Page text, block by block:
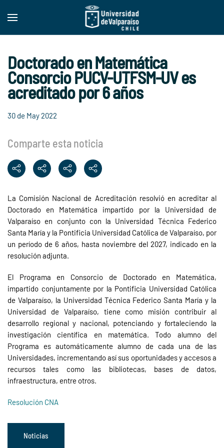
Skip to main content
Doctorado en Matemática
Consorcio PUCV-UTFSM-UV es
acreditado por 6 años
30 de May 2022
Comparte esta noticia
La Comisión Nacional de Acreditación resolvió en acreditar al
Doctorado en Matemática impartido por la Universidad de
Valparaíso en conjunto con la Universidad Técnica Federico
Santa María y la Pontificia Universidad Católica de Valparaíso, por
un período de 6 años, hasta noviembre del 2027, indicado en la
resolución adjunta.
El Programa en Consorcio de Doctorado en Matemática,
impartido conjuntamente por la Pontificia Universidad Católica
de Valparaíso, la Universidad Técnica Federico Santa María y la
Universidad de Valparaíso, tiene como misión contribuir al
desarrollo regional y nacional, potenciando y fortaleciendo la
investigación científica en matemática. Todo alumno del
Programa es automáticamente alumno de cada una de las
Universidades, incrementando así sus oportunidades y accesos a
recursos tales como las bibliotecas, bases de datos,
infraestructura, entre otros.
Resolución CNA
Noticias